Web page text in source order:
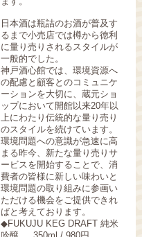
日本酒は瓶詰のお酒が普及す
るまで小売店では樽から徳利
に量り売りされるスタイルが
一般的でした。
神戸酒心館では、環境資源へ
の配慮と顧客とのコミュニケ
ーションを大切に、蔵元ショ
ップにおいて開館以来20年以
上にわたり伝統的な量り売り
のスタイルを続けています。
環境問題への意識が急速に高
まる昨今、新たな量り売りサ
ービスを開始することで、消
費者の皆様に新しい味わいと
環境問題の取り組みに参画い
ただける機会をご提供できれ
ばと考えております。
◆FUKUJU KEG DRAFT 純米